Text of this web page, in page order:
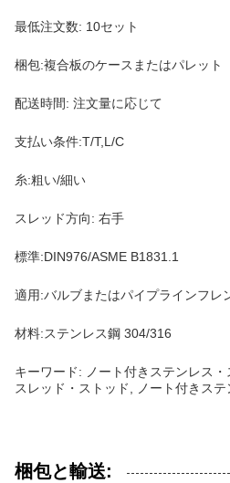
最低注文数: 10セット
梱包:複合板のケースまたはパレット
配送時間: 注文量に応じて
支払い条件:T/T,L/C
糸:粗い/細い
スレッド方向: 右手
標準:DIN976/ASME B1831.1
適用:バルブまたはパイプラインフレ
材料:ステンレス鋼 304/316
キーワード: ノート付きステンレス
スレッド・ストッド, ノート付きス
梱包と輸送: